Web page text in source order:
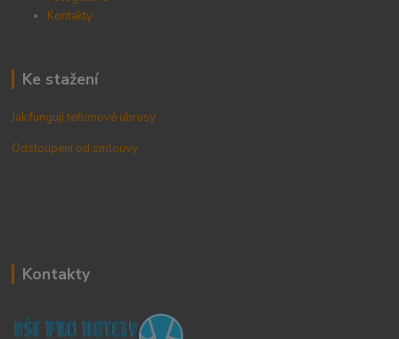
Kontakty
Ke stažení
Jak fungují teflonové ubrusy
Odstoupení od smlouvy
Kontakty